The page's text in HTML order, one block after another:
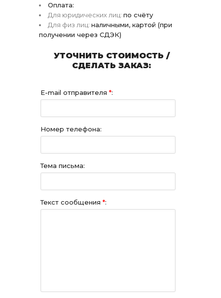
Оплата:
Для юридических лиц: по счёту
Для физ лиц: наличными, картой (при
получении через СДЭК)
УТОЧНИТЬ СТОИМОСТЬ /
СДЕЛАТЬ ЗАКАЗ:
E-mail отправителя *:
Номер телефона:
Тема письма:
Текст сообщения *: